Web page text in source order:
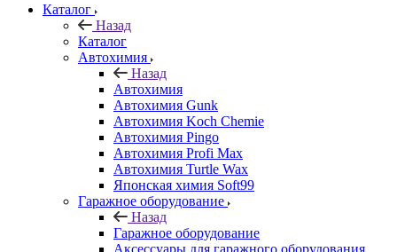
Каталог
Назад
Каталог
Автохимия
Назад
Автохимия
Автохимия Gunk
Автохимия Koch Chemie
Автохимия Pingo
Автохимия Profi Max
Автохимия Turtle Wax
Японская химия Soft99
Гаражное оборудование
Назад
Гаражное оборудование
Аксессуары для гаражного оборудования